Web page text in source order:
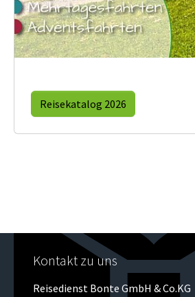
Reisekatalog 2026
Kontakt zu uns
Reisedienst Bonte GmbH & Co.KG